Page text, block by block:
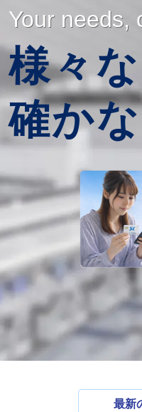
Your needs,
様々
確か
最新